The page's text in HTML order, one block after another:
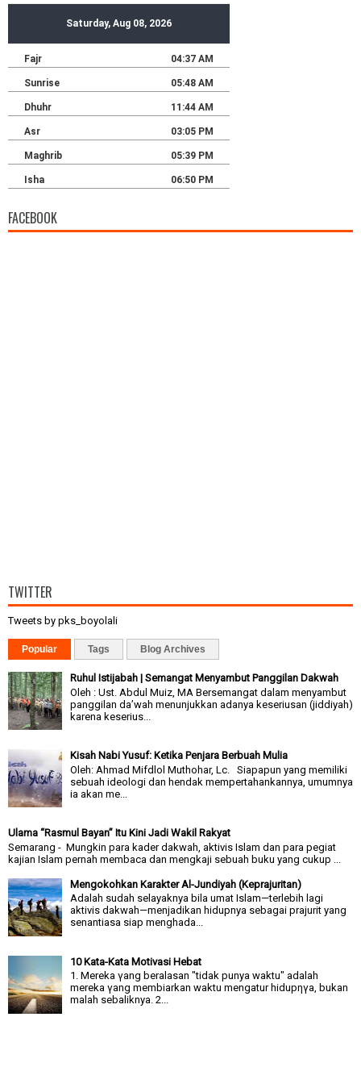
FACEBOOK
TWITTER
Tweets by pks_boyolali
Popular Tags Blog Archives
Ruhul Istijabah | Semangat Menyambut Panggilan Dakwah
Oleh : Ust. Abdul Muiz, MA Bersemangat dalam menyambut
panggilan da’wah menunjukkan adanya keseriusan (jiddiyah)
karena keserius...
Kisah Nabi Yusuf: Ketika Penjara Berbuah Mulia
Oleh: Ahmad Mifdlol Muthohar, Lc. Siapapun yang memiliki
sebuah ideologi dan hendak mempertahankannya, umumnya
ia akan me...
Ulama “Rasmul Bayan” Itu Kini Jadi Wakil Rakyat
Semarang - Mungkin para kader dakwah, aktivis Islam dan para pegiat
kajian Islam pernah membaca dan mengkaji sebuah buku yang cukup ...
Mengokohkan Karakter Al-Jundiyah (Keprajuritan)
Adalah sudah selayaknya bila umat Islam—terlebih lagi
aktivis dakwah—menjadikan hidupnya sebagai prajurit yang
senantiasa siap menghada...
10 Kata-Kata Motivasi Hebat
1. Mereka γang beralasan "tidak punya waktu" adalah
mereka γang membiarkan waktu mengatur hidupηγa, bukan
malah sebaliknya. 2...